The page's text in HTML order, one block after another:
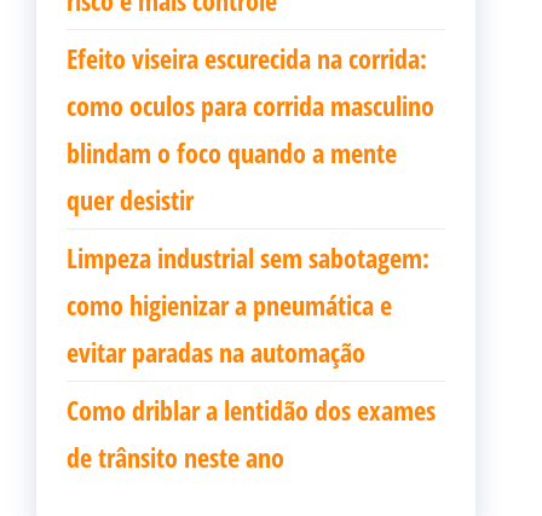
Efeito viseira escurecida na corrida:
como oculos para corrida masculino
blindam o foco quando a mente
quer desistir
Limpeza industrial sem sabotagem:
como higienizar a pneumática e
evitar paradas na automação
Como driblar a lentidão dos exames
de trânsito neste ano